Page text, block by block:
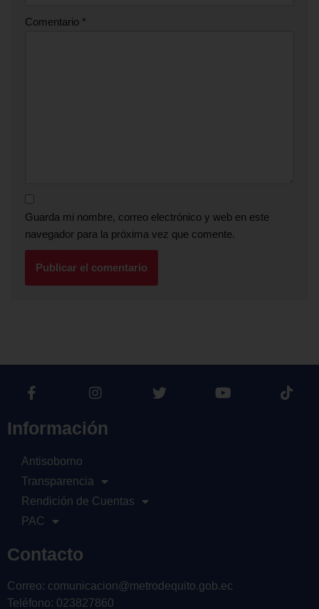
Comentario *
Guarda mi nombre, correo electrónico y web en este
navegador para la próxima vez que comente.
Información
Antisoborno
Transparencia
Rendición de Cuentas
PAC
Contacto
Correo: comunicacion@metrodequito.gob.ec
Teléfono: 023827860